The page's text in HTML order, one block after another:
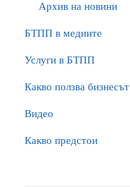
Архив на новини
БTПП в медиите
Услуги в БТПП
Какво ползва бизнесът
Видео
Какво предстои